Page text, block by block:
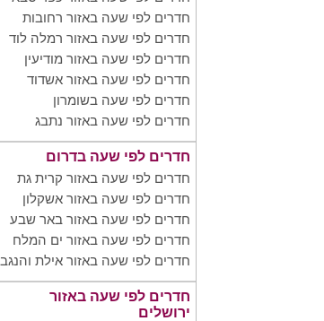
חדרים לפי שעה באזור רחובות
חדרים לפי שעה באזור רמלה לוד
חדרים לפי שעה באזור מודיעין
חדרים לפי שעה באזור אשדוד
חדרים לפי שעה בשומרון
חדרים לפי שעה באזור נתבג
חדרים לפי שעה בדרום
חדרים לפי שעה באזור קרית גת
חדרים לפי שעה באזור אשקלון
חדרים לפי שעה באזור באר שבע
חדרים לפי שעה באזור ים המלח
חדרים לפי שעה באזור אילת והנגב
חדרים לפי שעה באזור
ירושלים